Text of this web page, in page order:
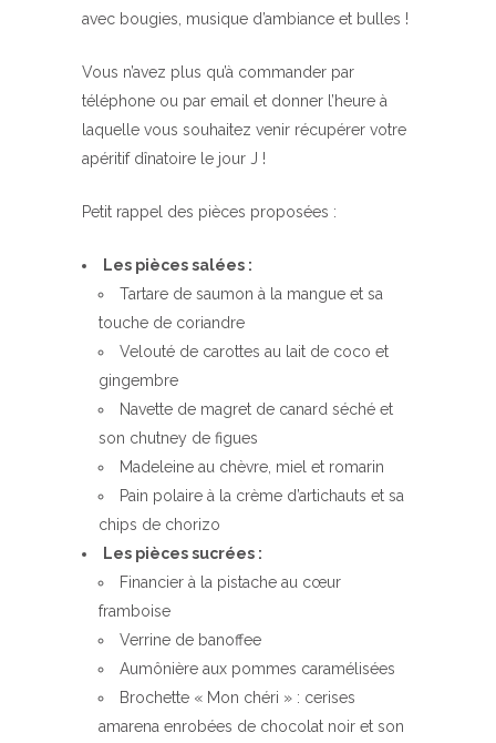
avec bougies, musique d’ambiance et bulles !
Vous n’avez plus qu’à commander par
téléphone ou par email et donner l’heure à
laquelle vous souhaitez venir récupérer votre
apéritif dînatoire le jour J !
Petit rappel des pièces proposées :
Les pièces salées :
Tartare de saumon à la mangue et sa
touche de coriandre
Velouté de carottes au lait de coco et
gingembre
Navette de magret de canard séché et
son chutney de figues
Madeleine au chèvre, miel et romarin
Pain polaire à la crème d’artichauts et sa
chips de chorizo
Les pièces sucrées :
Financier à la pistache au cœur
framboise
Verrine de banoffee
Aumônière aux pommes caramélisées
Brochette « Mon chéri » : cerises
amarena enrobées de chocolat noir et son